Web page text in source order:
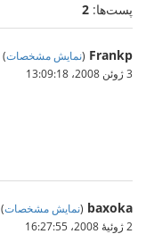
پست‌ها: 2
Frankp
(نمایش مشخصات)
3 ژوئن 2008،‏ 13:09:18
baxoka
(نمایش مشخصات)
2 ژوئیهٔ 2008،‏ 16:27:55